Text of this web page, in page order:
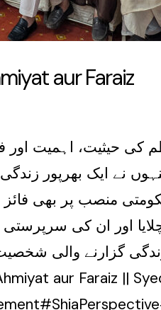
aur Faraiz
حیثیت، اہمیت اور
نے ایک بھرپور
منصب پر بھی
چلایا اور ان کی
زندگی گزارنے والی